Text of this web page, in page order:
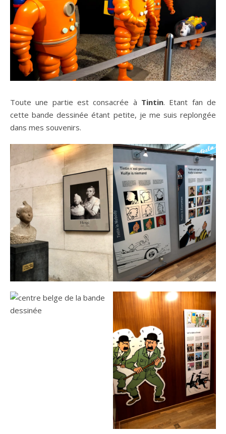
Toute une partie est consacrée à Tintin. Etant fan de
cette bande dessinée étant petite, je me suis replongée
dans mes souvenirs.